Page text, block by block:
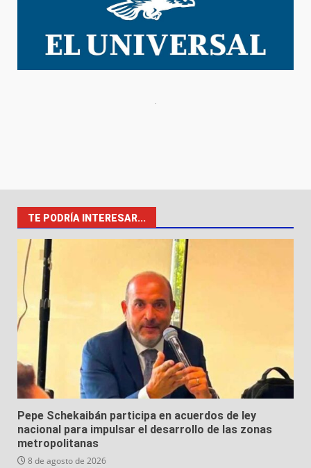
TE PODRÍA INTERESAR...
Pepe Schekaibán participa en acuerdos de ley
nacional para impulsar el desarrollo de las zonas
metropolitanas
8 de agosto de 2026